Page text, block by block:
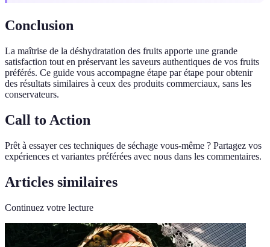
Conclusion
La maîtrise de la déshydratation des fruits apporte une grande
satisfaction tout en préservant les saveurs authentiques de vos fruits
préférés. Ce guide vous accompagne étape par étape pour obtenir
des résultats similaires à ceux des produits commerciaux, sans les
conservateurs.
Call to Action
Prêt à essayer ces techniques de séchage vous-même ? Partagez vos
expériences et variantes préférées avec nous dans les commentaires.
Articles similaires
Continuez votre lecture